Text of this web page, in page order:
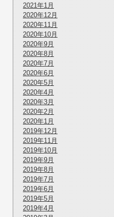
2021年1月
2020年12月
2020年11月
2020年10月
2020年9月
2020年8月
2020年7月
2020年6月
2020年5月
2020年4月
2020年3月
2020年2月
2020年1月
2019年12月
2019年11月
2019年10月
2019年9月
2019年8月
2019年7月
2019年6月
2019年5月
2019年4月